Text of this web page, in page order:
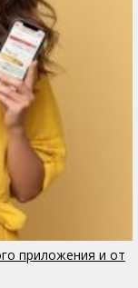
приложения и от